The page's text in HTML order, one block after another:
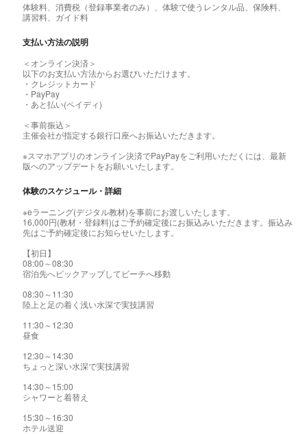
体験料、消費税（登録事業者のみ）、体験で使うレンタル品、保険料、
講習料、ガイド料
支払い方法の説明
＜オンライン決済＞
以下のお支払い方法からお選びいただけます。
・クレジットカード
・PayPay
・あと払い(ペイディ)
＜事前振込＞
主催会社が指定する銀行口座へお振込いただきます。
※スマホアプリのオンライン決済でPayPayをご利用いただくには、最新
版へのアップデートをお願いいたします。
体験のスケジュール・詳細
※eラーニング(デジタル教材)を事前にお渡しいたします。
16,000円(教材・登録料)はご予約確定後にお振込みいただきます。振込み
先はご予約確定後にお知らせいたします。
【初日】
08:00～08:30
宿泊先へピックアップしてビーチへ移動
08:30～11:30
陸上と足の着く浅い水深で実技講習
11:30～12:30
昼食
12:30～14:30
ちょっと深い水深で実技講習
14:30～15:00
シャワーと着替え
15:30～16:30
ホテル送迎